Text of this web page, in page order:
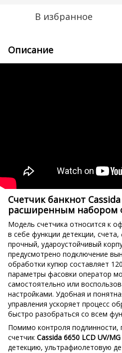
В избранное
Описание
Счетчик банкнот
расширенным набором
Модель счетчика относится к
в себе функции детекции,
прочный, удароустойчивый
предусмотрено подключение
обработки купюр составляет
параметры фасовки оператор
самостоятельно или
настройками. Удобная и
управления ускоряет процесс
быстро разобраться со всем
Помимо контроля подлинности,
счетчик Cassida 6650 LCD UV/MG
детекцию, ультрафиолетовую